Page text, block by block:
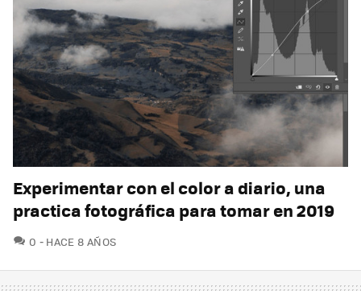
Experimentar con el color a diario, una
practica fotográfica para tomar en 2019
0 COMENTARIOS
HACE 8 AÑOS